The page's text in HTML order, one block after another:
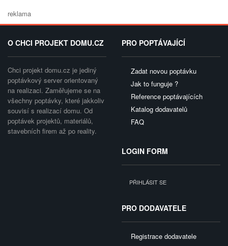
reklama
O CHCI PROJEKT DOMU.CZ
Chci projekt domu.cz je jediný
poptávkový server orientovaný
na realizaci. Zaměřujeme se na
všechny poptávky, které jakkoliv
souvisí s realizací domu. Od
poptávek projektů, materiálů,
stavebních firem až po reality.
PRO POPTÁVAJÍCÍ
Zadat novou poptávku
Jak to funguje ?
Reference poptávajících
Katalog dodavatelů
FAQ
LOGIN FORM
PŘIHLÁSIT SE
PRO DODAVATELE
Registrace dodavatele